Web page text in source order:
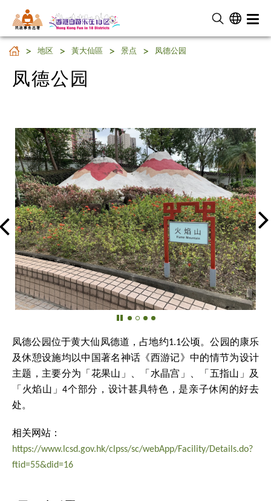
民 政 事 务 总 署
凤德公园
地区 黃大仙區 景点 凤德公园
凤德公园
凤德公园位于黄大仙凤德道，占地约1.1公顷。公园的康乐
及休憩设施均以中国著名神话《西游记》中的情节为设计
主题，主要分为「花果山」、「水晶宫」、「五指山」及
「火焰山」4个部分，设计甚具特色，是亲子休闲的好去
处。
相关网站：
https://www.lcsd.gov.hk/clpss/sc/webApp/Facility/Details.do?
ftid=55&did=16